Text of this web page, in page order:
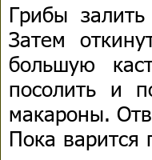
Грибы
Затем
большую
посолить и
макароны.
Пока варится